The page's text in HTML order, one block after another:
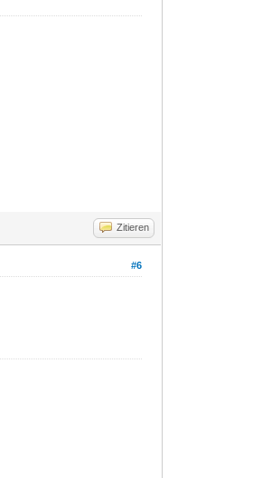
Zitieren
#6